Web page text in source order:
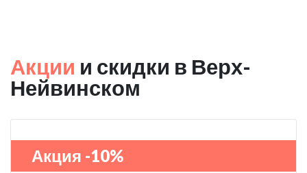
Акции и скидки в Верх-
Нейвинском
Акция -10%